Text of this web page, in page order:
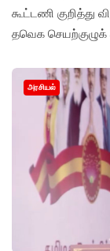
கூட்டணி குறித்து
தவெக செயற்குழுக்
அரசியல்